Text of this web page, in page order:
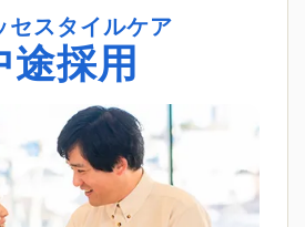
セスタイルケア
途採用